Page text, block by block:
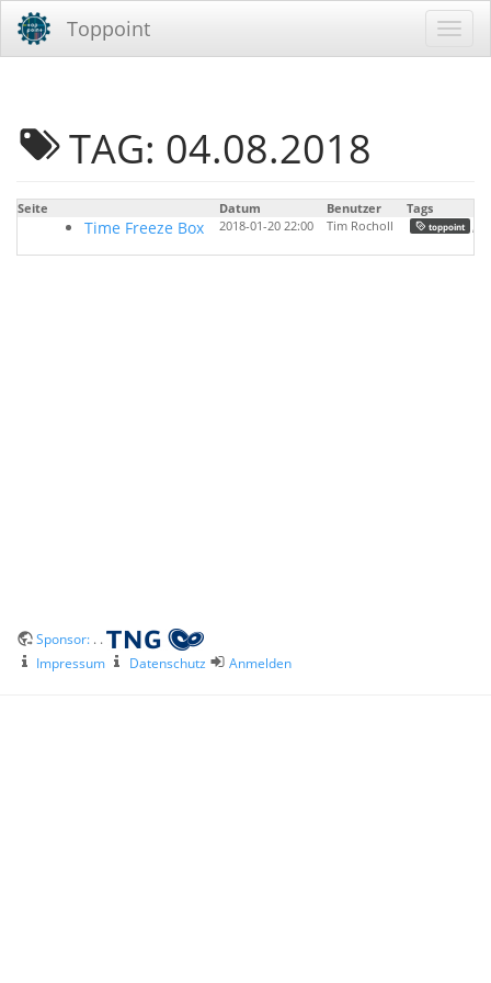
Toppoint
TAG: 04.08.2018
Seite Datum Benutzer Tags
Time Freeze Box 2018-01-20 22:00 Tim Rocholl toppoint
Sponsor: . .
Impressum
Datenschutz Anmelden